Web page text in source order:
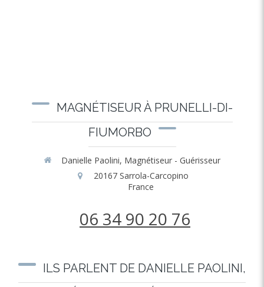
MAGNÉTISEUR À PRUNELLI-DI-
FIUMORBO
Danielle Paolini, Magnétiseur - Guérisseur
20167 Sarrola-Carcopino
France
06 34 90 20 76
ILS PARLENT DE DANIELLE PAOLINI,